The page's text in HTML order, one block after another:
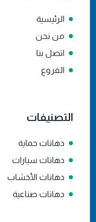
الرئيسية
من نحن
اتصل بنا
الفروع
التصنيفات
دهانات حماية
دهانات سيارات
دهانات الأخشاب
دهانات صناعية